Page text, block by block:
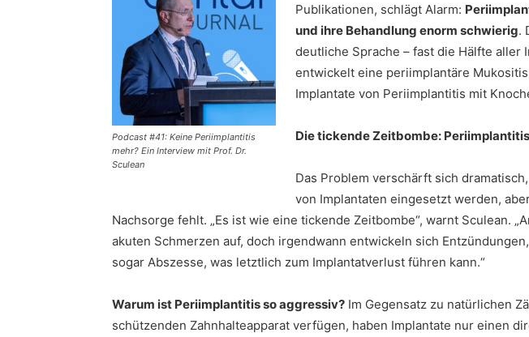
Podcast #41: Keine Periimplantitis
mehr? Ein Interview mit Prof. Dr.
Sculean
Publikationen, schlägt Alarm:
und ihre Behandlung enorm schwierig.
deutliche Sprache – fast die Hälfte aller
entwickelt eine periimplantäre
Implantate von Periimplantitis mit
Die tickende Zeitbombe:
Das Problem verschärft sich
von Implantaten eingesetzt werden,
Nachsorge fehlt. „Es ist wie eine tickende Zeitbombe“, warnt Sculean.
akuten Schmerzen auf, doch irgendwann entwickeln sich
sogar Abszesse, was letztlich zum Implantatverlust führen kann.“
Warum ist Periimplantitis so aggressiv? Im Gegensatz zu natürlichen
schützenden Zahnhalteapparat verfügen, haben Implantate nur einen